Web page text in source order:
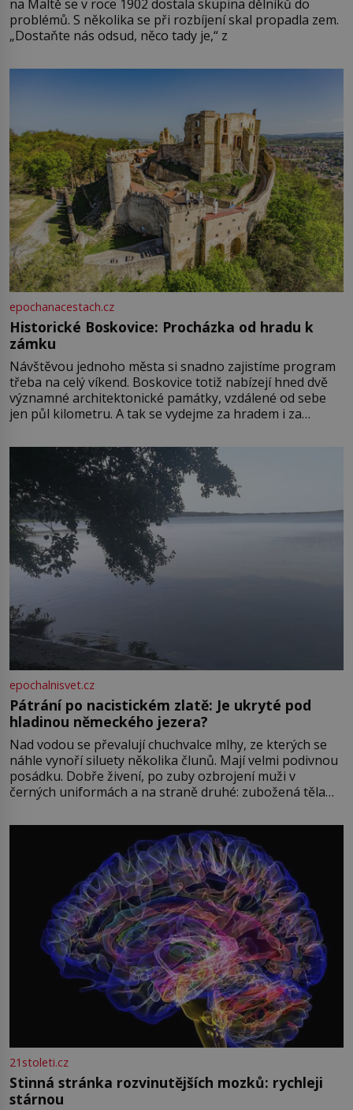
na Maltě se v roce 1902 dostala skupina dělníků do
problémů. S několika se při rozbíjení skal propadla zem.
„Dostaňte nás odsud, něco tady je,“ z
epochanacestach.cz
Historické Boskovice: Procházka od hradu k
zámku
Návštěvou jednoho města si snadno zajistíme program
třeba na celý víkend. Boskovice totiž nabízejí hned dvě
významné architektonické památky, vzdálené od sebe
jen půl kilometru. A tak se vydejme za hradem i za
Boskovice na okraji Drahanské vrchoviny vznikla někdy
ve13. století, a už v roce 1313 kronikáři zaznamenali
epochalnisvet.cz
Pátrání po nacistickém zlatě: Je ukryté pod
hladinou německého jezera?
Nad vodou se převalují chuchvalce mlhy, ze kterých se
náhle vynoří siluety několika člunů. Mají velmi podivnou
posádku. Dobře živení, po zuby ozbrojení muži v
černých uniformách a na straně druhé: zubožená těla
přízračná scéna znamená? Je jaro roku 1945, druhá
světová válka se chýlí ke konci. Jezero Stolpsee
21stoleti.cz
Stinná stránka rozvinutějších mozků: rychleji
stárnou